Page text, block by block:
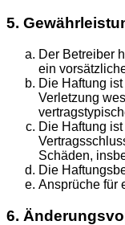
5.
Der Betreiber
ein
Die Haftung
Verletzung
Die Haftung
Schäden,
Die
Ansprüche für
6.